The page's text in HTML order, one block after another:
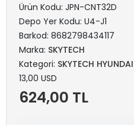
Ürün Kodu: JPN-CNT32D
Depo Yer Kodu: U4-J1
Barkod: 8682798434117
Marka: SKYTECH
Kategori: SKYTECH
13,00 USD
624,00 TL